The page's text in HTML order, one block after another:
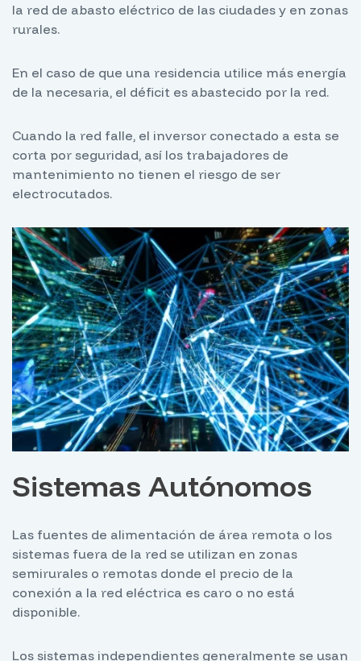
la red de abasto eléctrico de las ciudades y en zonas
rurales.
En el caso de que una residencia utilice más energía
de la necesaria, el déficit es abastecido por la red.
Cuando la red falle, el inversor conectado a esta se
corta por seguridad, así los trabajadores de
mantenimiento no tienen el riesgo de ser
electrocutados.
Sistemas Autónomos
Las fuentes de alimentación de área remota o los
sistemas fuera de la red se utilizan en zonas
semirurales o remotas donde el precio de la
conexión a la red eléctrica es caro o no está
disponible.
Los sistemas independientes generalmente se usan